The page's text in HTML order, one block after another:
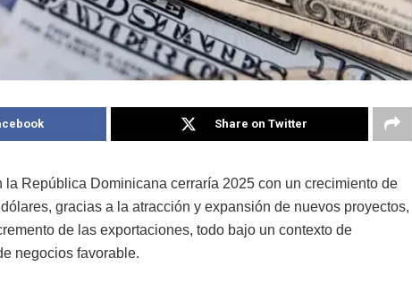
Share on Twitter
la República Dominicana cerraría 2025 con un crecimiento de
gracias a la atracción y expansión de nuevos proyectos,
de las exportaciones, todo bajo un contexto de
negocios favorable.